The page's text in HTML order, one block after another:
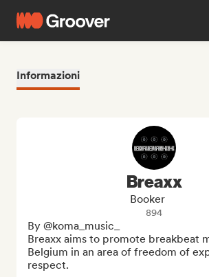
Informazioni
Breaxx
Booker
894
By @koma_music_
Breaxx aims to promote breakbeat
Belgium in an area of freedom of
respect.